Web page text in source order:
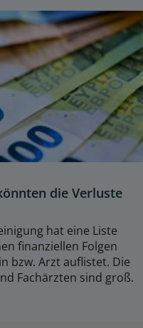
die Verluste
hat eine Liste
finanziellen Folgen
bzw. Arzt auflistet. Die
Fachärzten sind groß.